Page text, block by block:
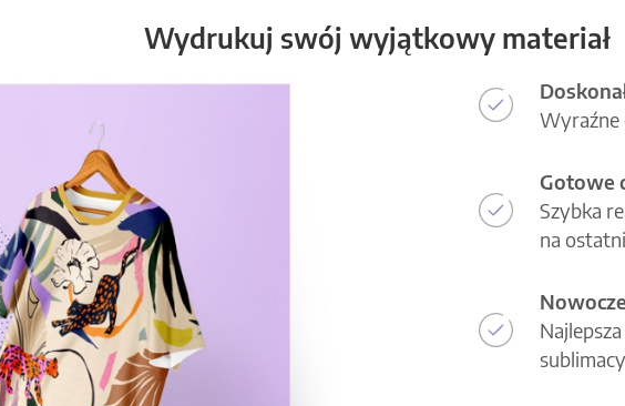
Wydrukuj swój wyjątkowy materiał
Wyraźne
Gotowe
Szybka
na